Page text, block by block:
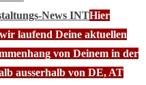
News INTHier
laufend Deine aktuellen
von Deinem in der
ausserhalb von DE, AT